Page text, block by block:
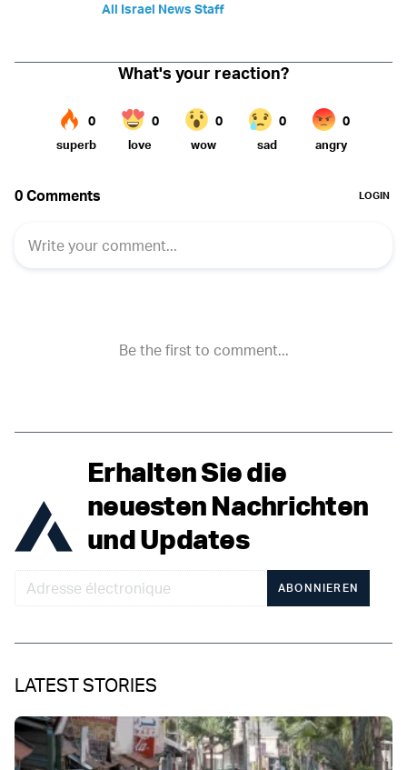
All Israel News Staff
Erhalten Sie die
neuesten Nachrichten
und Updates
ABONNIEREN
LATEST STORIES